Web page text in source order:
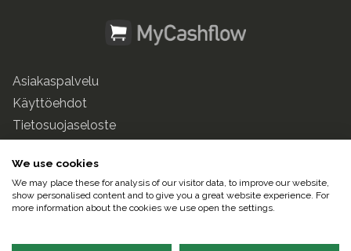
Asiakaspalvelu
Käyttöehdot
Tietosuojaseloste
© 2025 Pulse247 Oy. Kaikki oikeudet pidätetään.
We use cookies
We may place these for analysis of our visitor data, to improve our website,
show personalised content and to give you a great website experience. For
more information about the cookies we use open the settings.